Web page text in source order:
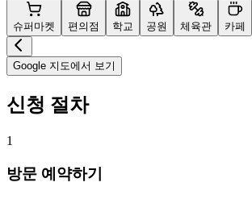
슈퍼마켓 편의점 학교 공원 체육관 카페
Google 지도에서 보기
신청 절차
1
방문 예약하기